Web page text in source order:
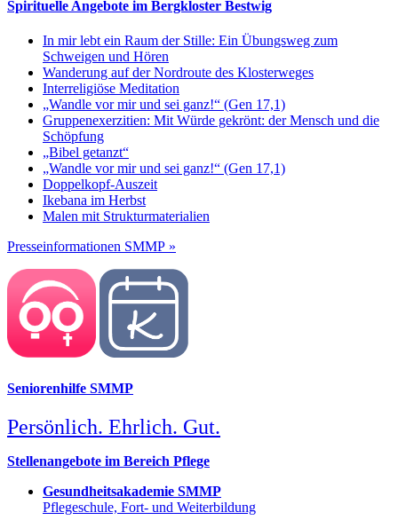
Spirituelle Angebote im Bergkloster Bestwig
In mir lebt ein Raum der Stille: Ein Übungsweg zum
Schweigen und Hören
Wanderung auf der Nordroute des Klosterweges
Interreligiöse Meditation
„Wandle vor mir und sei ganz!“ (Gen 17,1)
Gruppenexerzitien: Mit Würde gekrönt: der Mensch und die
Schöpfung
„Bibel getanzt“
„Wandle vor mir und sei ganz!“ (Gen 17,1)
Doppelkopf-Auszeit
Ikebana im Herbst
Malen mit Strukturmaterialien
Presseinformationen SMMP »
Seniorenhilfe SMMP
Persönlich. Ehrlich. Gut.
Stellenangebote im Bereich Pflege
Gesundheitsakademie SMMP
Pflegeschule, Fort- und Weiterbildung